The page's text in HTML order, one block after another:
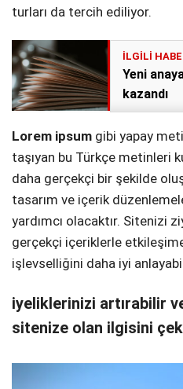
turları da tercih ediliyor.
Yeni
kazandı
Lorem ipsum gibi yapay
taşıyan bu Türkçe metinleri
daha gerçekçi bir şekilde
tasarım ve içerik
yardımcı olacaktır. Sitenizi
gerçekçi içeriklerle
işlevselliğini daha iyi
iyeliklerinizi artırabilir
sitenize olan ilgisini